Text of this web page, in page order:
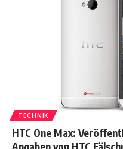
TECHNIK
HTC One Max: